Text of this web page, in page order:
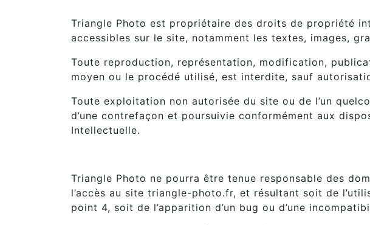
Triangle Photo est propriétaire des droits de propriété
accessibles sur le site, notamment les textes, images,
Toute reproduction, représentation, modification,
moyen ou le procédé utilisé, est interdite, sauf
Toute exploitation non autorisée du site ou de l’un
d’une contrefaçon et poursuivie conformément aux
Intellectuelle.
Triangle Photo ne pourra être tenue responsable des
l’accès au site triangle-photo.fr, et résultant soit de
point 4, soit de l’apparition d’un bug ou d’une